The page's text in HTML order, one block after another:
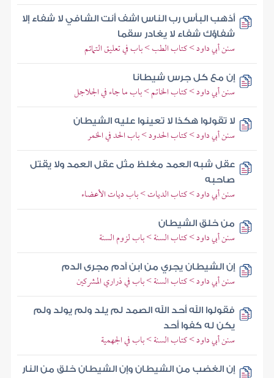
أذهب البأس رب الناس اشف أنت الشافي لا شفاء إلا
شفاؤك شفاء لا يغادر سقما
سنن أبي داود > كتاب الطب > باب في تعليق التمائم
إن مع كل جرس شيطانا
سنن أبي داود > كتاب الخاتم > باب ما جاء في الجلاجل
لا تقولوا هكذا لا تعينوا عليه الشيطان
سنن أبي داود > كتاب الحدود > باب الحد في الخمر
عقل شبه العمد مغلظ مثل عقل العمد ولا يقتل
صاحبه
سنن أبي داود > كتاب الديات > باب ديات الأعضاء
من خلق الشيطان
سنن أبي داود > كتاب السنة > باب لزوم السنة
إن الشيطان يجري من ابن آدم مجرى الدم
سنن أبي داود > كتاب السنة > باب في ذراري المشركين
فقولوا الله أحد الله الصمد لم يلد ولم يولد ولم
يكن له كفوا أحد
سنن أبي داود > كتاب السنة > باب في الجهمية
إن الغضب من الشيطان وإن الشيطان خلق من النار